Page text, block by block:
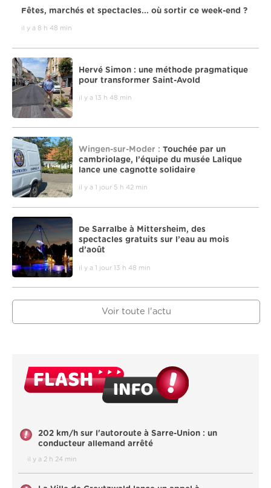
Fêtes, marchés et spectacles... où sortir ce week-end ?
il y a 8 h 48 min
Hervé Simon : une méthode pragmatique
pour transformer Saint-Avold
il y a 13 h 48 min
Wingen-sur-Moder : Touchée par un
cambriolage, l’équipe du musée Lalique
lance une cagnotte solidaire
il y a 1 jour 5 h 42 min
De Sarralbe à Mittersheim, des
spectacles gratuits sur l’eau au mois
d’août
il y a 1 jour 13 h 48 min
Voir toute l'actu
202 km/h sur l'autoroute à Sarre-Union : un
conducteur allemand arrêté
il y a 2 h 24 min